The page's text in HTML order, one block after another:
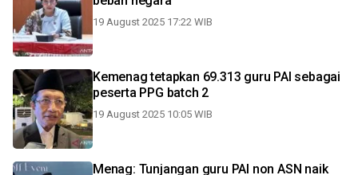
19 August 2025 17:22 WIB
Kemenag tetapkan 69.313 guru PAI sebagai
peserta PPG batch 2
19 August 2025 10:05 WIB
Menag: Tunjangan guru PAI non ASN naik